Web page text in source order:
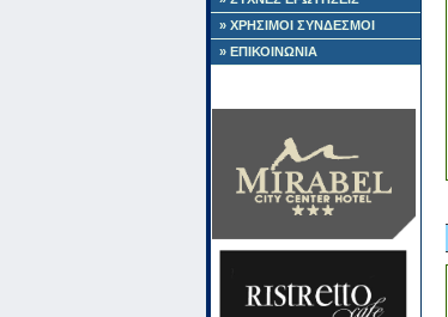
» ΧΡΗΣΙΜΟΙ ΣΥΝΔΕΣΜΟΙ
» ΕΠΙΚΟΙΝΩΝΙΑ